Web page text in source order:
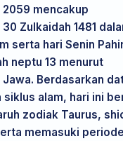
2059 mencakup
Zulkaidah 1481
serta hari Senin
neptu 13 menurut
Berdasarkan
alam, hari ini
zodiak Taurus,
memasuki periode